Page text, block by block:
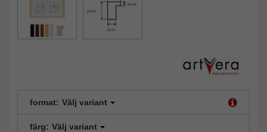
format: Välj variant
färg: Välj variant